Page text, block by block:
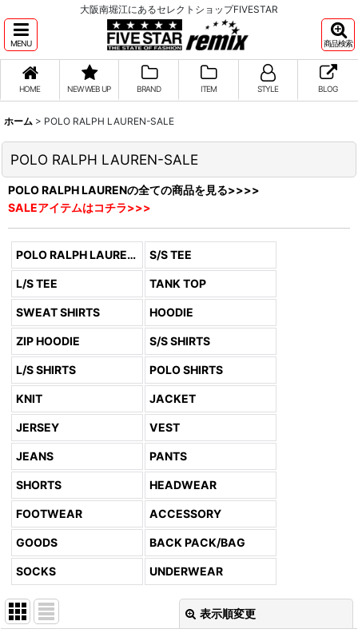
大阪南堀江にあるセレクトショップFIVESTAR
MENU 商品検索
HOME NEW WEB UP BRAND ITEM STYLE BLOG
ホーム > POLO RALPH LAUREN-SALE
POLO RALPH LAUREN-SALE
POLO RALPH LAURENの全ての商品を見る>>>>
SALEアイテムはコチラ>>>
POLO RALPH LAUREN (全商品) S/S TEE
L/S TEE TANK TOP
SWEAT SHIRTS HOODIE
ZIP HOODIE S/S SHIRTS
L/S SHIRTS POLO SHIRTS
KNIT JACKET
JERSEY VEST
JEANS PANTS
SHORTS HEADWEAR
FOOTWEAR ACCESSORY
GOODS BACK PACK/BAG
SOCKS UNDERWEAR
表示順変更